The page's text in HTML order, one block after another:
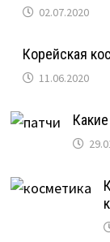
02.07.2020
Корейская
11.06.2020